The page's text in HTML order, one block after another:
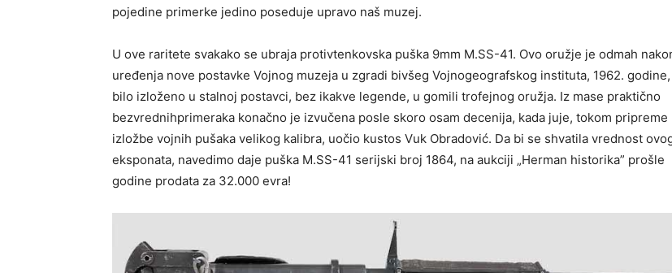
pojedine primerke jedino poseduje upravo naš muzej.
U ove raritete svakako se ubraja protivtenkovska puška 9mm M.SS-41. Ovo oružje je odmah
uređenja nove postavke Vojnog muzeja u zgradi bivšeg Vojnogeografskog instituta, 1962. godine,
bilo izloženo u stalnoj postavci, bez ikakve legende, u gomili trofejnog oružja. Iz mase praktično
bezvrednihprimeraka konačno je izvučena posle skoro osam decenija, kada juje, tokom pripreme
izložbe vojnih pušaka velikog kalibra, uočio kustos Vuk Obradović. Da bi se shvatila vrednost
eksponata, navedimo daje puška M.SS-41 serijski broj 1864, na aukciji „Herman historika” prošle
godine prodata za 32.000 evra!